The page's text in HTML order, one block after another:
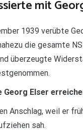
mit
1939 verübte
die gesamte
überzeugte
Georg Elser
Anschlag, weil er
sah.